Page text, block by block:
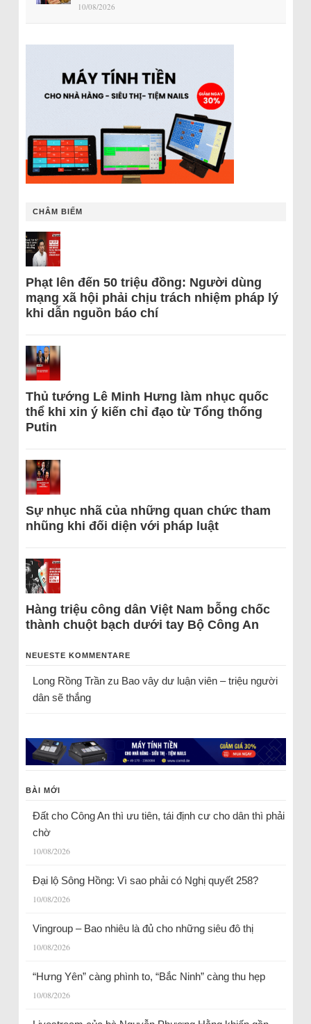
10/08/2026
CHÂM BIẾM
Phạt lên đến 50 triệu đồng: Người dùng
mạng xã hội phải chịu trách nhiệm pháp lý
khi dẫn nguồn báo chí
Thủ tướng Lê Minh Hưng làm nhục quốc
thể khi xin ý kiến chỉ đạo từ Tổng thống
Putin
Sự nhục nhã của những quan chức tham
nhũng khi đối diện với pháp luật
Hàng triệu công dân Việt Nam bỗng chốc
thành chuột bạch dưới tay Bộ Công An
NEUESTE KOMMENTARE
Long Rồng Trầnzu Bao vây dư luận viên – triệu người
dân sẽ thắng
BÀI MỚI
Đất cho Công An thì ưu tiên, tái định cư cho dân thì phải
chờ
10/08/2026
Đại lộ Sông Hồng: Vì sao phải có Nghị quyết 258?
10/08/2026
Vingroup – Bao nhiêu là đủ cho những siêu đô thị
10/08/2026
“Hưng Yên” càng phình to, “Bắc Ninh” càng thu hẹp
10/08/2026